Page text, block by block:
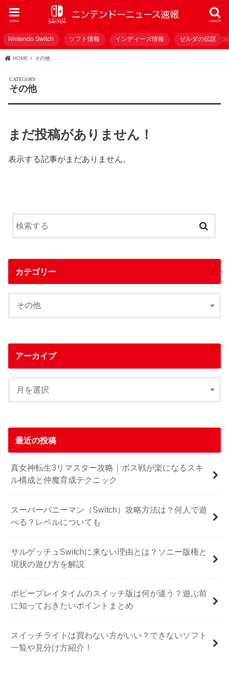
search
menu
Nintendo Switch ソフト情報 インディーズ情報 ゼルダの伝説
HOME その他
その他
まだ投稿がありません！
表示する記事がまだありません。
カテゴリー
アーカイブ
最近の投稿
真女神転生3リマスター攻略｜ボス戦が楽になるスキ
ル構成と仲魔育成テクニック
スーパーバニーマン（Switch）攻略方法は？何人で遊
べる？レベルについても
サルゲッチュSwitchに来ない理由とは？ソニー版権と
現状の遊び方を解説
ポピープレイタイムのスイッチ版は何が違う？遊ぶ前
に知っておきたいポイントまとめ
スイッチライトは買わない方がいい？できないソフト
一覧や見分け方紹介！